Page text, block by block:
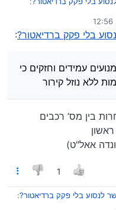
למנועים עמידים וחזקים
בהתחממות ללא נוזל קירור,
כן מעביר טיפה מים דרך
מאמץ גדול אין סיבה שהמים
פקק הם פשוט מתאדים.
בלי פקק ברדיאטור?:
עמידים וחזקים כי
ללא נוזל קירור
בין מס’ רכבים
אאל"ט)
1
לנסוע בלי פקק ברדיאטור?: